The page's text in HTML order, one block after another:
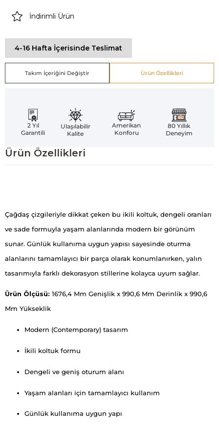
İndirimli Ürün
4-16 Hafta İçerisinde Teslimat
Takım İçeriğini Değiştir Ürün Özellikleri
2 Yıl
Garantili
Ulaşılabilir
Kalite
Amerikan
Konforu
80 Yıllık
Deneyim
Ürün Özellikleri
Çağdaş çizgileriyle dikkat çeken bu ikili koltuk, dengeli oranları
ve sade formuyla yaşam alanlarında modern bir görünüm
sunar. Günlük kullanıma uygun yapısı sayesinde oturma
alanlarını tamamlayıcı bir parça olarak konumlanırken, yalın
tasarımıyla farklı dekorasyon stillerine kolayca uyum sağlar.
Ürün Ölçüsü: 1676,4 Mm Genişlik x 990,6 Mm Derinlik x 990,6
Mm Yükseklik
Modern (Contemporary) tasarım
İkili koltuk formu
Dengeli ve geniş oturum alanı
Yaşam alanları için tamamlayıcı kullanım
Günlük kullanıma uygun yapı